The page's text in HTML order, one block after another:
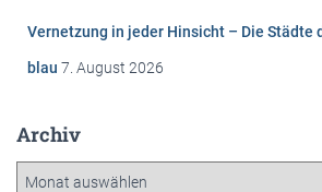
Vernetzung in jeder Hinsicht – Die Städte
blau 7. August 2026
Archiv